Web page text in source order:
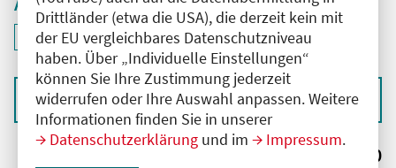
Drittländer (etwa die USA), die derzeit kein mit
der EU vergleichbares Datenschutzniveau
haben. Über „Individuelle Einstellungen“
können Sie Ihre Zustimmung jederzeit
widerrufen oder Ihre Auswahl anpassen. Weitere
Informationen finden Sie in unserer
Datenschutzerklärung und im Impressum.
Filter
ID: ANT-2506359
deaktivieren und Suchergebnisse neu laden
Sortieren nach
Ergebnisse: 0